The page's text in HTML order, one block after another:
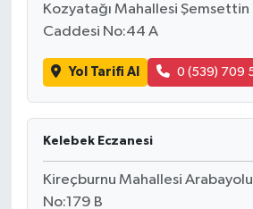
Kozyatağı Mahallesi
Caddesi No:44 A
Yol Tarifi Al 0 (539) 709
Kelebek Eczanesi
Kireçburnu Mahallesi
No:179 B